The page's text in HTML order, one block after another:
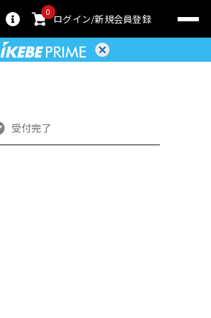
0
ログイン 新規会員登録
受付完了